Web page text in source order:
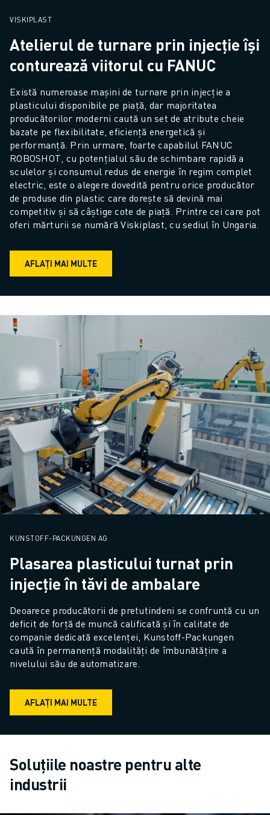
VISKIPLAST
Atelierul de turnare prin injecție își
conturează viitorul cu FANUC
Există numeroase mașini de turnare prin injecție a
plasticului disponibile pe piață, dar majoritatea
producătorilor moderni caută un set de atribute cheie
bazate pe flexibilitate, eficiență energetică și
performanță. Prin urmare, foarte capabilul FANUC
ROBOSHOT, cu potențialul său de schimbare rapidă a
sculelor și consumul redus de energie în regim complet
electric, este o alegere dovedită pentru orice producător
de produse din plastic care dorește să devină mai
competitiv și să câștige cote de piață. Printre cei care pot
oferi mărturii se numără Viskiplast, cu sediul în Ungaria.
AFLAȚI MAI MULTE
KUNSTOFF-PACKUNGEN AG
Plasarea plasticului turnat prin
injecție în tăvi de ambalare
Deoarece producătorii de pretutindeni se confruntă cu un
deficit de forță de muncă calificată și în calitate de
companie dedicată excelenței, Kunstoff-Packungen
caută în permanență modalități de îmbunătățire a
nivelului său de automatizare.
AFLAȚI MAI MULTE
Soluțiile noastre pentru alte
industrii